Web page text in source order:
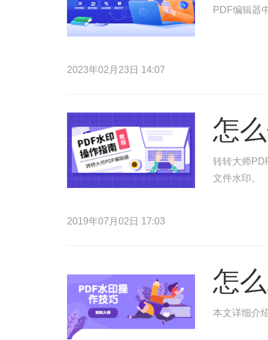
PDF编辑器
2023年02月23日 14:07
怎
转转大师
文件水印。
2019年07月02日 17:03
怎
本文详细介